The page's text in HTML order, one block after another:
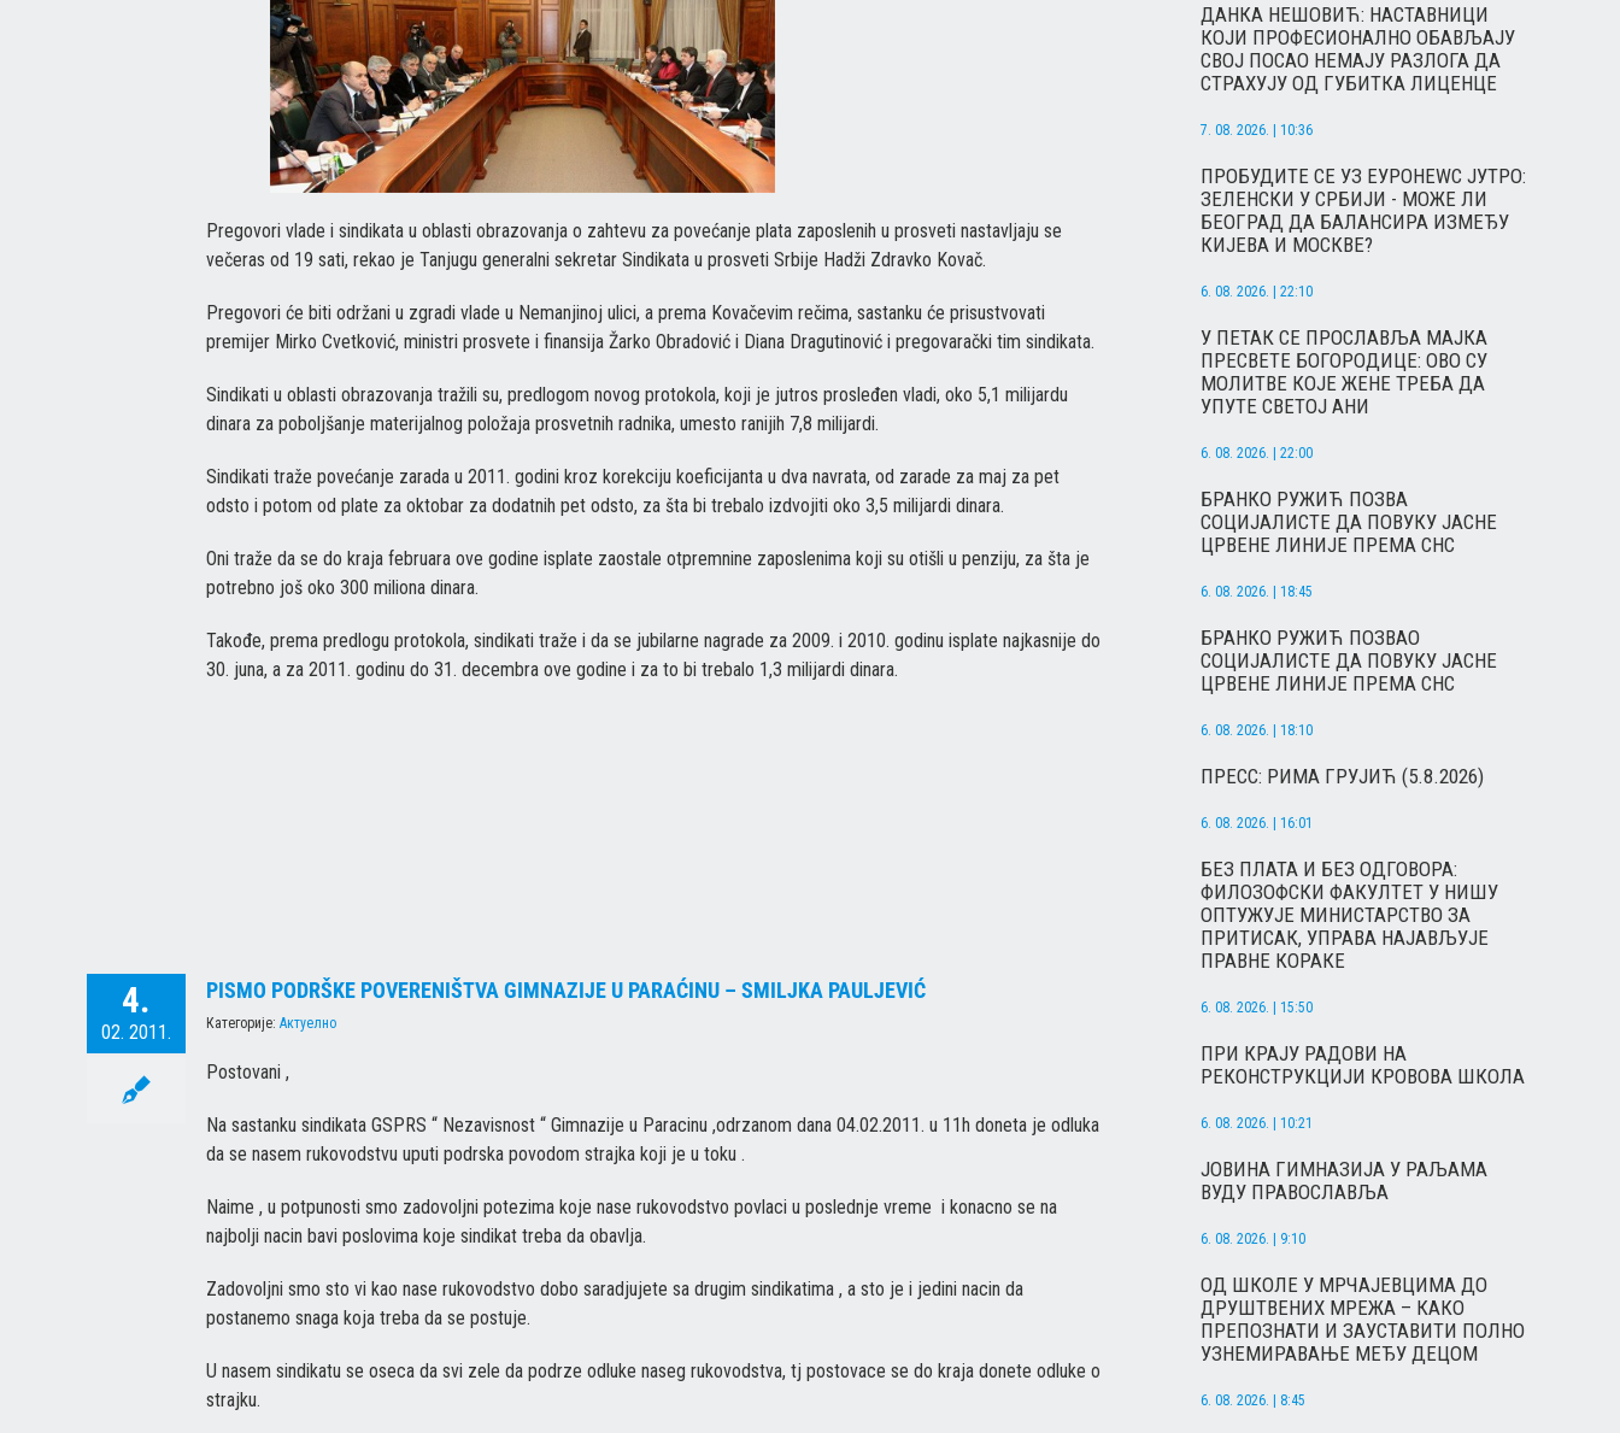
Pregovori vlade i sindikata u oblasti obrazovanja o zahtevu za povećanje plata zaposlenih u prosveti nastavljaju se
večeras od 19 sati, rekao je Tanjugu generalni sekretar Sindikata u prosveti Srbije Hadži Zdravko Kovač.
Pregovori će biti održani u zgradi vlade u Nemanjinoj ulici, a prema Kovačevim rečima, sastanku će prisustvovati
premijer Mirko Cvetković, ministri prosvete i finansija Žarko Obradović i Diana Dragutinović i pregovarački tim sindikata.
Sindikati u oblasti obrazovanja tražili su, predlogom novog protokola, koji je jutros prosleđen vladi, oko 5,1 milijardu
dinara za poboljšanje materijalnog položaja prosvetnih radnika, umesto ranijih 7,8 milijardi.
Sindikati traže povećanje zarada u 2011. godini kroz korekciju koeficijanta u dva navrata, od zarade za maj za pet
odsto i potom od plate za oktobar za dodatnih pet odsto, za šta bi trebalo izdvojiti oko 3,5 milijardi dinara.
Oni traže da se do kraja februara ove godine isplate zaostale otpremnine zaposlenima koji su otišli u penziju, za šta je
potrebno još oko 300 miliona dinara.
Takođe, prema predlogu protokola, sindikati traže i da se jubilarne nagrade za 2009. i 2010. godinu isplate najkasnije do
30. juna, a za 2011. godinu do 31. decembra ove godine i za to bi trebalo 1,3 milijardi dinara.
4.
02. 2011.
PISMO PODRŠKE POVERENIŠTVA GIMNAZIJE U PARAĆINU – SMILJKA PAULJEVIĆ
Категорије: Актуелно
Postovani ,
Na sastanku sindikata GSPRS “ Nezavisnost “ Gimnazije u Paracinu ,odrzanom dana 04.02.2011. u 11h doneta je odluka
da se nasem rukovodstvu uputi podrska povodom strajka koji je u toku .
Naime , u potpunosti smo zadovoljni potezima koje nase rukovodstvo povlaci u poslednje vreme i konacno se na
najbolji nacin bavi poslovima koje sindikat treba da obavlja.
Zadovoljni smo sto vi kao nase rukovodstvo dobo saradjujete sa drugim sindikatima , a sto je i jedini nacin da
postanemo snaga koja treba da se postuje.
U nasem sindikatu se oseca da svi zele da podrze odluke naseg rukovodstva, tj postovace se do kraja donete odluke o
strajku.
ДАНКА НЕШОВИЋ: НАСТАВНИЦИ
КОЈИ ПРОФЕСИОНАЛНО ОБАВЉАЈУ
СВОЈ ПОСАО НЕМАЈУ РАЗЛОГА ДА
СТРАХУЈУ ОД ГУБИТКА ЛИЦЕНЦЕ
7. 08. 2026. | 10:36
ПРОБУДИТЕ СЕ УЗ ЕУРОНЕWС ЈУТРО:
ЗЕЛЕНСКИ У СРБИЈИ - МОЖЕ ЛИ
БЕОГРАД ДА БАЛАНСИРА ИЗМЕЂУ
КИЈЕВА И МОСКВЕ?
6. 08. 2026. | 22:10
У ПЕТАК СЕ ПРОСЛАВЉА МАЈКА
ПРЕСВЕТЕ БОГОРОДИЦЕ: ОВО СУ
МОЛИТВЕ КОЈЕ ЖЕНЕ ТРЕБА ДА
УПУТЕ СВЕТОЈ АНИ
6. 08. 2026. | 22:00
БРАНКО РУЖИЋ ПОЗВА
СОЦИЈАЛИСТЕ ДА ПОВУКУ ЈАСНЕ
ЦРВЕНЕ ЛИНИЈЕ ПРЕМА СНС
6. 08. 2026. | 18:45
БРАНКО РУЖИЋ ПОЗВАО
СОЦИЈАЛИСТЕ ДА ПОВУКУ ЈАСНЕ
ЦРВЕНЕ ЛИНИЈЕ ПРЕМА СНС
6. 08. 2026. | 18:10
ПРЕСС: РИМА ГРУЈИЋ (5.8.2026)
6. 08. 2026. | 16:01
БЕЗ ПЛАТА И БЕЗ ОДГОВОРА:
ФИЛОЗОФСКИ ФАКУЛТЕТ У НИШУ
ОПТУЖУЈЕ МИНИСТАРСТВО ЗА
ПРИТИСАК, УПРАВА НАЈАВЉУЈЕ
ПРАВНЕ КОРАКЕ
6. 08. 2026. | 15:50
ПРИ КРАЈУ РАДОВИ НА
РЕКОНСТРУКЦИЈИ КРОВОВА ШКОЛА
6. 08. 2026. | 10:21
ЈОВИНА ГИМНАЗИЈА У РАЉАМА
ВУДУ ПРАВОСЛАВЉА
6. 08. 2026. | 9:10
ОД ШКОЛЕ У МРЧАЈЕВЦИМА ДО
ДРУШТВЕНИХ МРЕЖА – КАКО
ПРЕПОЗНАТИ И ЗАУСТАВИТИ ПОЛНО
УЗНЕМИРАВАЊЕ МЕЂУ ДЕЦОМ
6. 08. 2026. | 8:45